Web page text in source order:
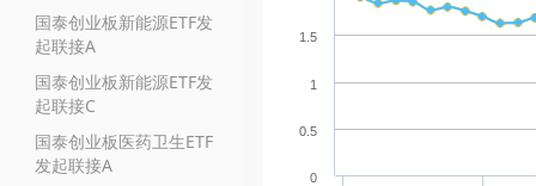
国泰创业板新能源ETF发
起联接A
国泰创业板新能源ETF发
起联接C
国泰创业板医药卫生ETF
发起联接A
0
0.5
1
1.5